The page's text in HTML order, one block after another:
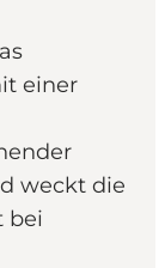
einer
weckt die
bei